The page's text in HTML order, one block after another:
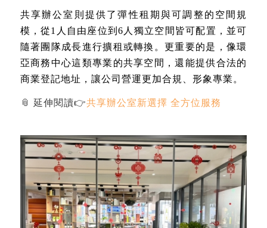
共享辦公室則提供了彈性租期與可調整的空間規
模 ，從1人自由座位到6人獨立空間皆可配置，並可
隨著團隊成長進行擴租或轉換。更重要的是，像環
亞商務中心這類專業的共享空間，還能提供合法的
商業登記地址 ，讓公司營運更加合規、形象專業。
📎 延伸閱讀👉共享辦公室新選擇 全方位服務